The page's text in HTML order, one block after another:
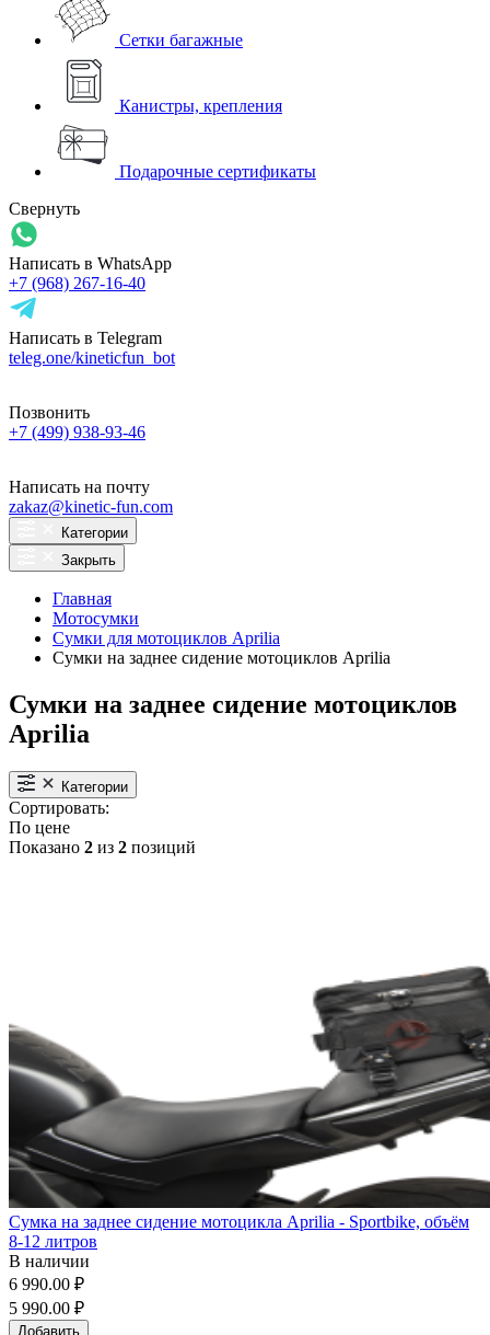
Сетки багажные
Канистры, крепления
Подарочные сертификаты
Свернуть
Написать в WhatsApp
+7 (968) 267-16-40
Написать в Telegram
teleg.one/kineticfun_bot
Позвонить
+7 (499) 938-93-46
Написать на почту
zakaz@kinetic-fun.com
Категории
Закрыть
Главная
Мотосумки
Сумки для мотоциклов Aprilia
Сумки на заднее сидение мотоциклов Aprilia
Сумки на заднее сидение мотоциклов
Aprilia
Категории
Сортировать:
По цене
Показано 2 из 2 позиций
Сумка на заднее сидение мотоцикла Aprilia - Sportbike, объём
8-12 литров
В наличии
6 990.00 ₽
5 990.00 ₽
Добавить